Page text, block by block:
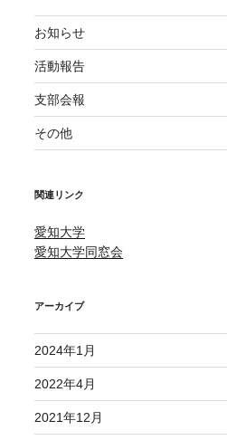
お知らせ
活動報告
支部会報
その他
関連リンク
愛知大学
愛知大学同窓会
アーカイブ
2024年1月
2022年4月
2021年12月